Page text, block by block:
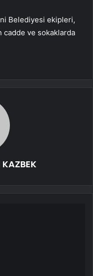
Belediyesi ekipleri,
cadde ve sokaklarda